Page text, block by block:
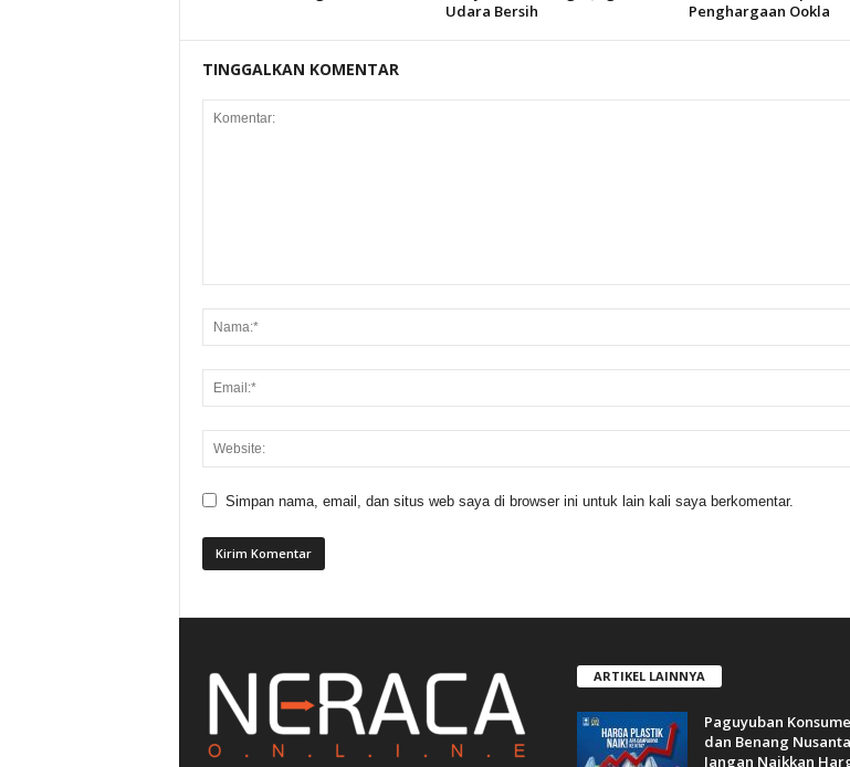
Udara Bersih
Penghargaan Ookla
TINGGALKAN KOMENTAR
Simpan nama, email, dan situs web saya di browser ini untuk lain kali saya berkomentar.
ARTIKEL LAINNYA
Paguyuban
dan Benang
Jangan Naikkan